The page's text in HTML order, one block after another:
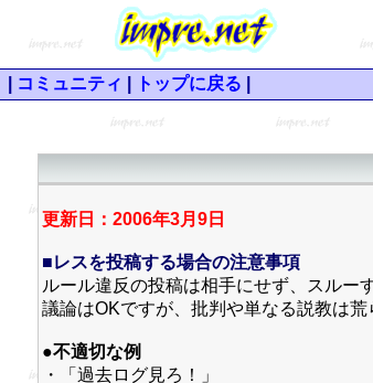
コミュニティ トップに戻る
更新日：2006年3月9日
■レスを投稿する場合の注意事項
ルール違反の投稿は相手にせず、スルー
議論はOKですが、批判や単なる説教は荒
●不適切な例
・「過去ログ見ろ！」